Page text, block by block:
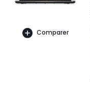
Comparer